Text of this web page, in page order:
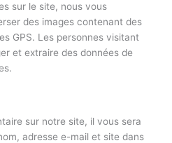
sur le site, nous vous
des images contenant des
GPS. Les personnes visitant
et extraire des données de
sur notre site, il vous sera
adresse e-mail et site dans